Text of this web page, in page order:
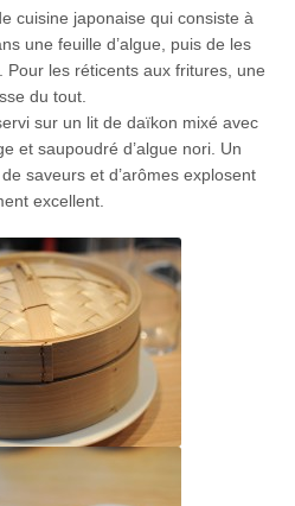
cuisine japonaise qui consiste à
une feuille d’algue, puis de les
les réticents aux fritures, une
du tout.
sur un lit de daïkon mixé avec
et saupoudré d’algue nori. Un
saveurs et d’arômes explosent
excellent.